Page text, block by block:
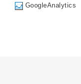
GoogleAnalytics